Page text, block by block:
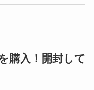
レート
です！